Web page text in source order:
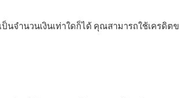
นจำนวนเงินเท่าใดก็ได้ คุณสามารถใช้เครดิต